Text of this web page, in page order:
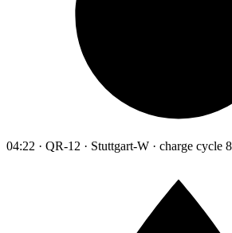
04:22 · QR-12 · Stuttgart-W · charge cycle